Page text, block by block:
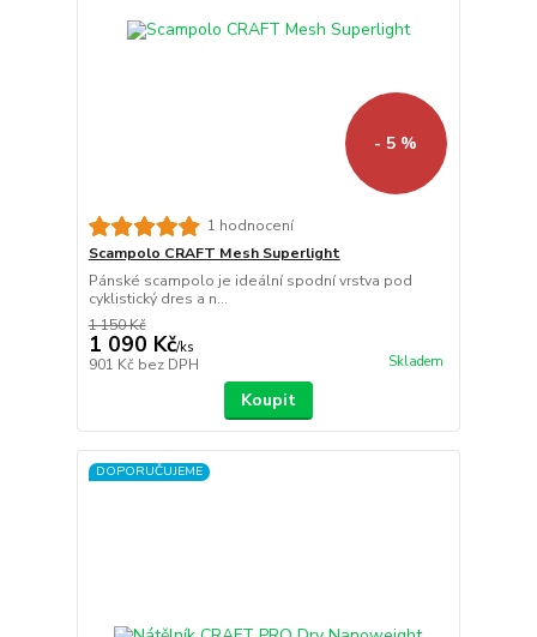
- 5 %
1 hodnocení
Scampolo CRAFT Mesh Superlight
Pánské scampolo je ideální spodní vrstva pod
cyklistický dres a n...
1 150 Kč
1 090 Kč/ks
901 Kč bez DPH Skladem
Koupit
DOPORUČUJEME